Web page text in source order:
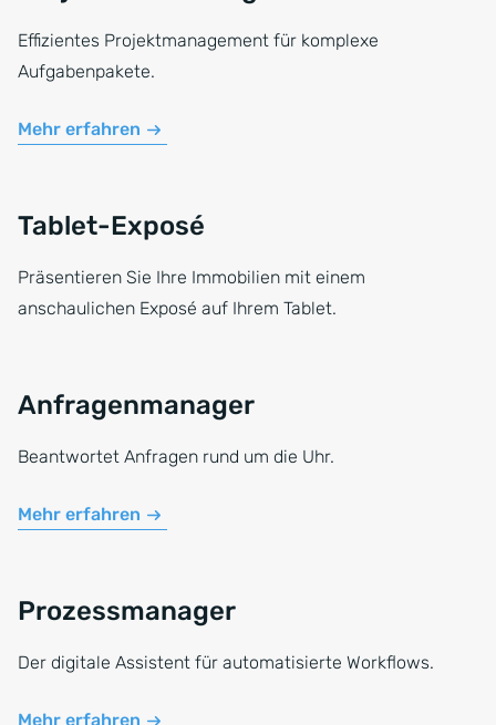
Effizientes Projektmanagement für komplexe
Aufgabenpakete.
Mehr erfahren
Tablet-Exposé
Präsentieren Sie Ihre Immobilien mit einem
anschaulichen Exposé auf Ihrem Tablet.
Anfragenmanager
Beantwortet Anfragen rund um die Uhr.
Mehr erfahren
Prozessmanager
Der digitale Assistent für automatisierte Workflows.
Mehr erfahren